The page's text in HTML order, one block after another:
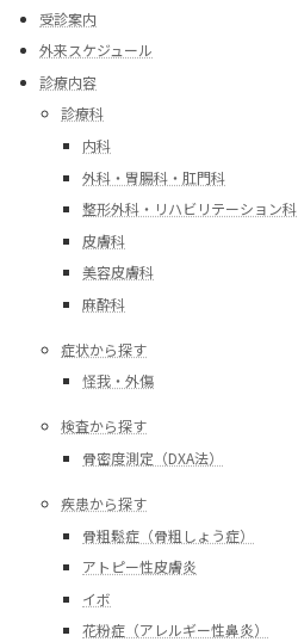
受診案内
外来スケジュール
診療内容
診療科
内科
外科・胃腸科・肛門科
整形外科・リハビリテーション科
皮膚科
美容皮膚科
麻酔科
症状から探す
怪我・外傷
検査から探す
骨密度測定（DXA法）
疾患から探す
骨粗鬆症（骨粗しょう症）
アトピー性皮膚炎
イボ
花粉症（アレルギー性鼻炎）